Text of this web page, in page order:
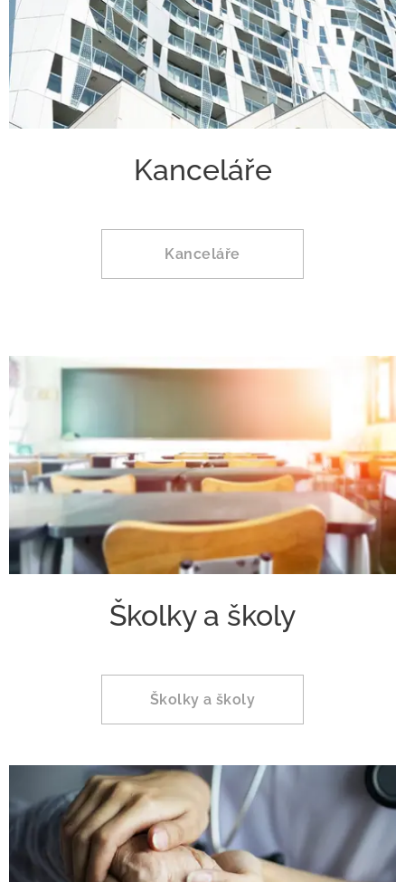
Kanceláře
Kanceláře
Školky a školy
Školky a školy